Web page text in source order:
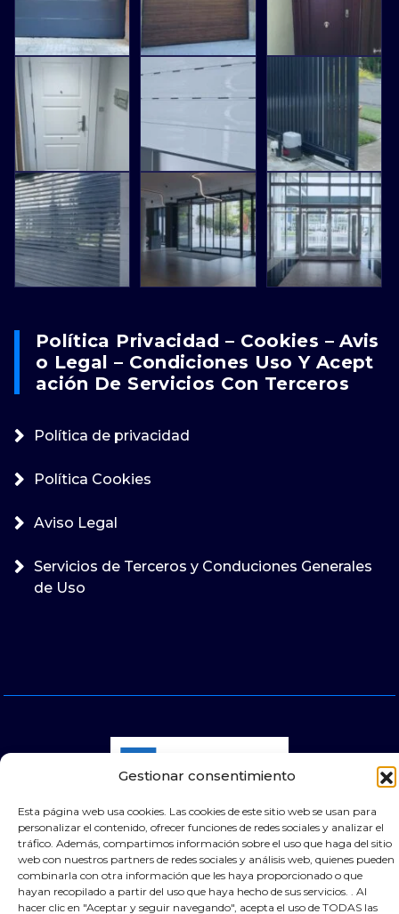
Gestionar consentimiento
Esta página web usa cookies. Las cookies de este sitio web se usan para
personalizar el contenido, ofrecer funciones de redes sociales y analizar el
tráfico. Además, compartimos información sobre el uso que haga del sitio
web con nuestros partners de redes sociales y análisis web, quienes pueden
combinarla con otra información que les haya proporcionado o que
hayan recopilado a partir del uso que haya hecho de sus servicios. . Al
hacer clic en "Aceptar y seguir navegando", acepta el uso de TODAS las
Política Privacidad – Cookies – Avis
O Legal – Condiciones Uso Y Acept
Ación De Servicios Con Terceros
Política de privacidad
Política Cookies
Aviso Legal
Servicios de Terceros y Conduciones Generales
de Uso
© 2025 Puertas Automáticas Zaragoza | Todos los
derechos reservados Websocialmedia